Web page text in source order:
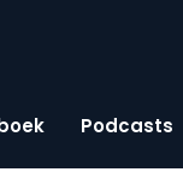
Podcasts